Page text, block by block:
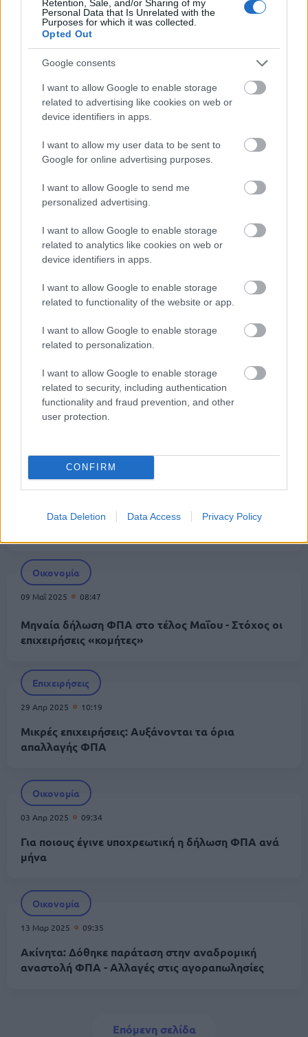
Retention, Sale, and/or Sharing of my
Personal Data that Is Unrelated with the
Purposes for which it was collected.
Opted Out
Google consents
I want to allow Google to enable storage
related to advertising like cookies on web or
device identifiers in apps.
I want to allow my user data to be sent to
Google for online advertising purposes.
I want to allow Google to send me
personalized advertising.
I want to allow Google to enable storage
related to analytics like cookies on web or
device identifiers in apps.
I want to allow Google to enable storage
related to functionality of the website or app.
I want to allow Google to enable storage
related to personalization.
I want to allow Google to enable storage
related to security, including authentication
functionality and fraud prevention, and other
user protection.
CONFIRM
Data Deletion Data Access Privacy Policy
Πολιτική
ΔΕΘ 2025: Παράταση ΦΠΑ στα νεόδμητα και νέες
φορολογικές ελαφρύνσεις
25 Αυγ 2025
ΔΕΘ 2025: «Κλειδώνουν» τα μέτρα - Ποιο είναι το
πακέτο
Φορολογία
03 Ιουλ 2025 15:25
ΑΑΔΕ: Ποιες επιχειρήσεις πρέπει να κάνουν
δήλωση ΦΠΑ κάθε μήνα
Οικονομία
06 Ιουν 2025 10:28
ΑΑΔΕ: Υποχρεωτική η δήλωση ΙΒΑΝ στο Μητρώο
της ΑΑΔΕ για τις επιστροφές ΦΠΑ
Οικονομία
ΑΑΔΕ: Τρία νέα ψηφιακά «όπλα» κατά της
Οικονομία
09 Μαΐ 2025 08:47
Μηναία δήλωση ΦΠΑ στο τέλος Μαΐου - Στόχος οι
επιχειρήσεις «κομήτες»
Επιχειρήσεις
29 Απρ 2025 10:19
Mικρές επιχειρήσεις: Αυξάνονται τα όρια
απαλλαγής ΦΠΑ
Οικονομία
03 Απρ 2025 09:34
Για ποιους έγινε υποχρεωτική η δήλωση ΦΠΑ ανά
μήνα
Οικονομία
13 Μαρ 2025 09:35
Ακίνητα: Δόθηκε παράταση στην αναδρομική
αναστολή ΦΠΑ - Αλλαγές στις αγοραπωλησίες
Next page
Επόμενη σελίδα